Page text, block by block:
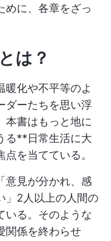
めに、各章をざっ
は？
暖化や不平等のよ
ダーたちを思い浮
本書はもっと地に
る**日常生活に大
を当てている。
意見が分かれ、感
」2人以上の人間の
いる。そのような
関係を終わらせ